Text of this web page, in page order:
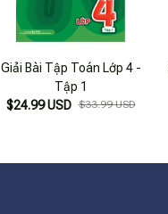
Giải Bài Tập Toán Lớp 4 -
Tập 1
$24.99 USD $33.99 USD